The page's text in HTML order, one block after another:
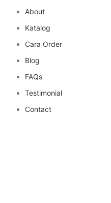
About
Katalog
Cara Order
Blog
FAQs
Testimonial
Contact